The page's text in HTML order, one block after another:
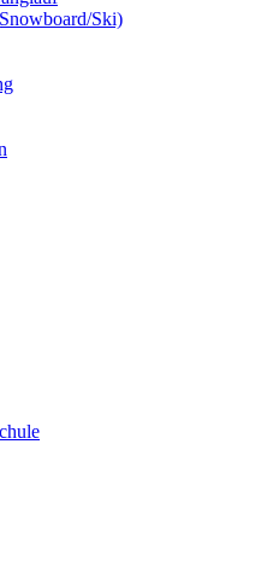
Ski)